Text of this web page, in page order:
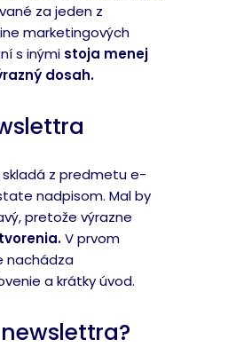
za jeden z
marketingových
s inými stoja menej
dosah.
z predmetu e-
nadpisom. Mal by
pretože výrazne
V prvom
nachádza
a krátky úvod.